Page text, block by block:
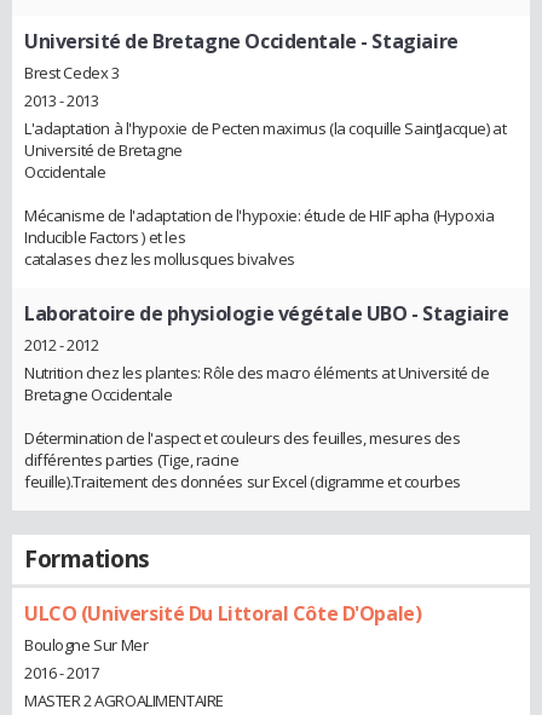
Université de Bretagne Occidentale - Stagiaire
Brest Cedex 3
2013 - 2013
L'adaptation à l'hypoxie de Pecten maximus (la coquille Saint­Jacque) at
Université de Bretagne
Occidentale
Mécanisme de l'adaptation de l'hypoxie: étude de HIF apha (Hypoxia
Inducible Factors ) et les
catalases chez les mollusques bivalves
Laboratoire de physiologie végétale UBO - Stagiaire
2012 - 2012
Nutrition chez les plantes: Rôle des macro éléments at Université de
Bretagne Occidentale
Détermination de l'aspect et couleurs des feuilles, mesures des
différentes parties (Tige, racine
feuille).Traitement des données sur Excel (digramme et courbes
Formations
ULCO (Université Du Littoral Côte D'Opale)
Boulogne Sur Mer
2016 - 2017
MASTER 2 AGROALIMENTAIRE